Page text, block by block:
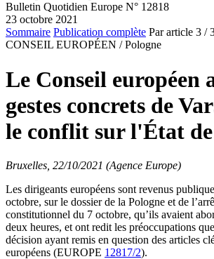
Bulletin Quotidien Europe N° 12818
23 octobre 2021
Sommaire Publication complète Par article 3 /
CONSEIL EUROPÉEN / Pologne
Le Conseil européen
gestes concrets de
le conflit sur l'État
Bruxelles, 22/10/2021 (Agence Europe)
Les dirigeants européens sont revenus
octobre, sur le dossier de la Pologne et de
constitutionnel du 7 octobre, qu’ils avaient
deux heures, et ont redit les préoccupations
décision ayant remis en question des articles
européens (EUROPE 12817/2).